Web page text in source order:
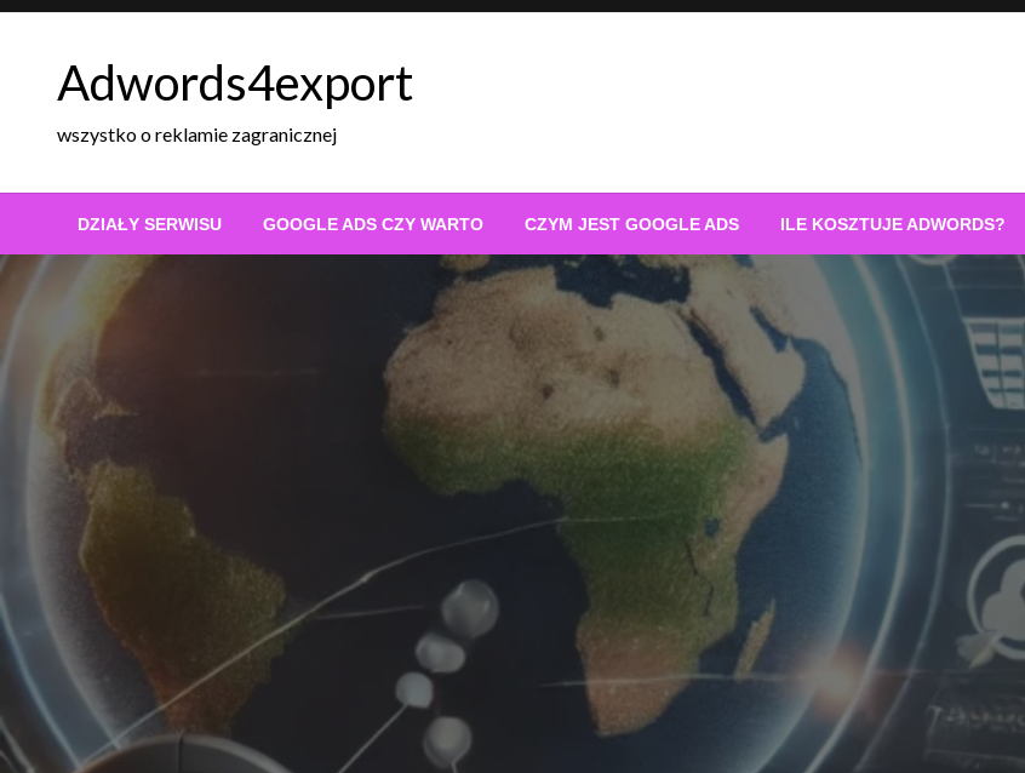
Skip
Adwords4export
wszystko o reklamie zagranicznej
DZIAŁY SERWISU GOOGLE ADS CZY WARTO CZYM JEST GOOGLE ADS ILE KOSZTUJE ADWORDS?